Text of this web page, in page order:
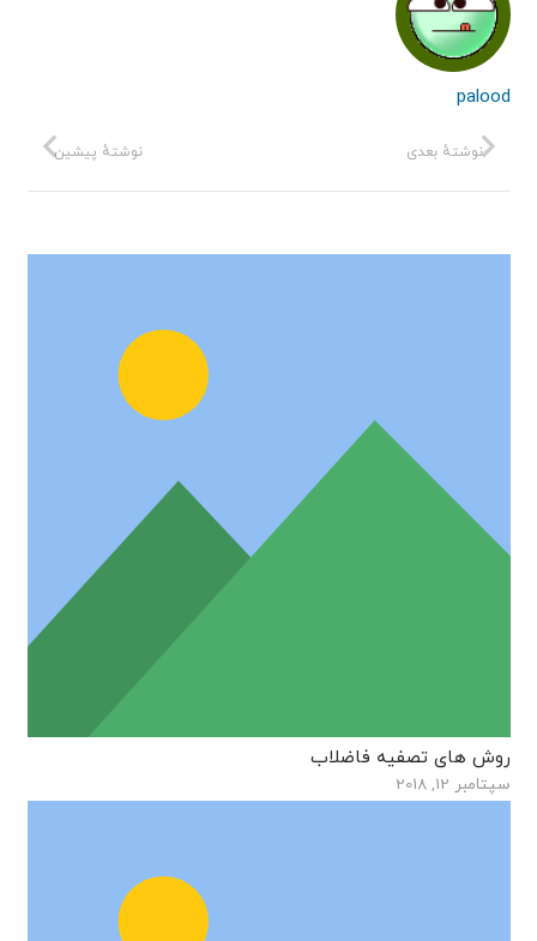
palood
نوشتهٔ پیشین نوشتهٔ بعدی
روش های تصفیه فاضلاب
سپتامبر 12, 2018